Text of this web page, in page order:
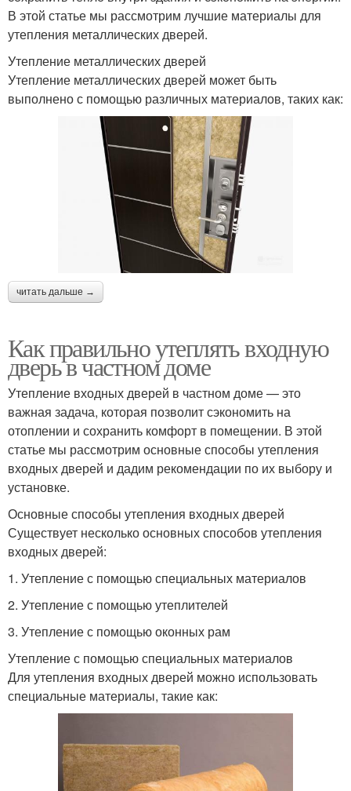
В этой статье мы рассмотрим лучшие материалы для
утепления металлических дверей.
Утепление металлических дверей
Утепление металлических дверей может быть
выполнено с помощью различных материалов, таких как:
читать дальше →
Как правильно утеплять входную
дверь в частном доме
Утепление входных дверей в частном доме — это
важная задача, которая позволит сэкономить на
отоплении и сохранить комфорт в помещении. В этой
статье мы рассмотрим основные способы утепления
входных дверей и дадим рекомендации по их выбору и
установке.
Основные способы утепления входных дверей
Существует несколько основных способов утепления
входных дверей:
1. Утепление с помощью специальных материалов
2. Утепление с помощью утеплителей
3. Утепление с помощью оконных рам
Утепление с помощью специальных материалов
Для утепления входных дверей можно использовать
специальные материалы, такие как: